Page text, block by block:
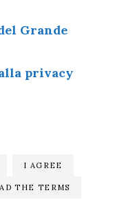
Grande
privacy
I AGREE
THE TERMS